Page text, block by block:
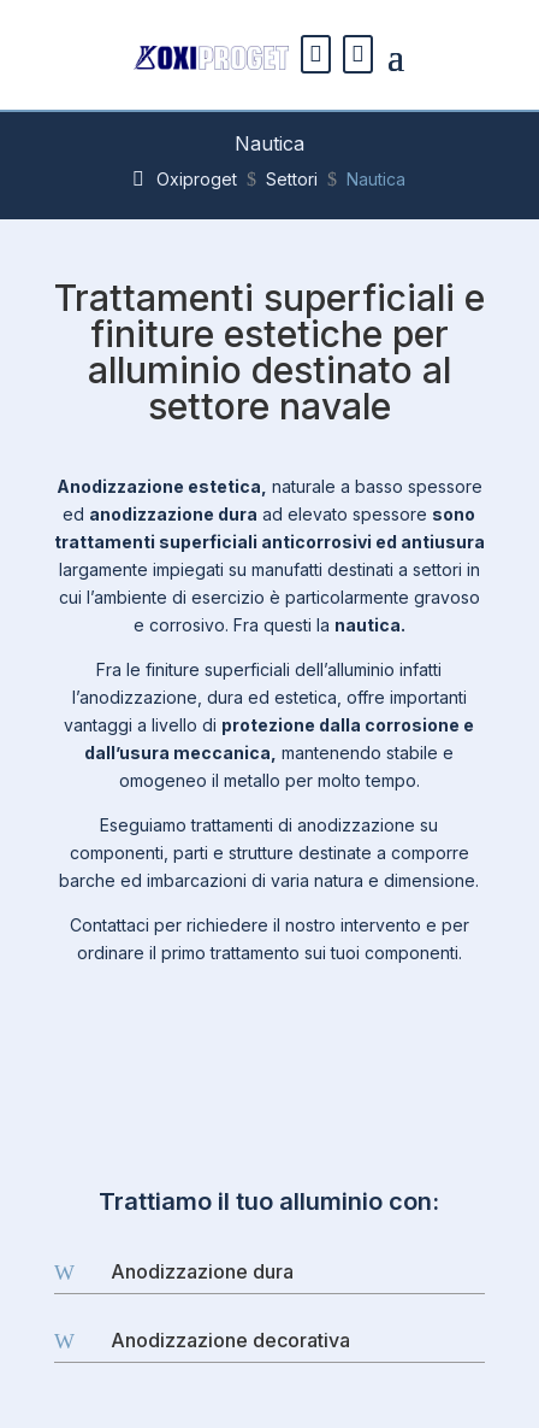
Nautica
Oxiproget $ Settori $ Nautica
Trattamenti superficiali e
finiture estetiche per
alluminio destinato al
settore navale
Anodizzazione estetica, naturale a basso spessore
ed anodizzazione dura ad elevato spessore sono
trattamenti superficiali anticorrosivi ed antiusura
largamente impiegati su manufatti destinati a settori in
cui l’ambiente di esercizio è particolarmente gravoso
e corrosivo. Fra questi la nautica.
Fra le finiture superficiali dell’alluminio infatti
l’anodizzazione, dura ed estetica, offre importanti
vantaggi a livello di protezione dalla corrosione e
dall’usura meccanica, mantenendo stabile e
omogeneo il metallo per molto tempo.
Eseguiamo trattamenti di anodizzazione su
componenti, parti e strutture destinate a comporre
barche ed imbarcazioni di varia natura e dimensione.
Contattaci per richiedere il nostro intervento e per
ordinare il primo trattamento sui tuoi componenti.
Trattiamo il tuo alluminio con:
W Anodizzazione dura
W Anodizzazione decorativa